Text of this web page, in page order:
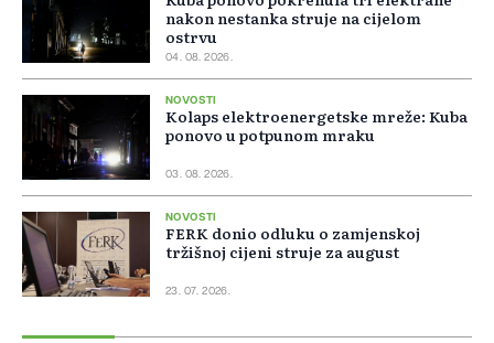
nakon nestanka struje na cijelom
ostrvu
04. 08. 2026.
NOVOSTI
Kolaps elektroenergetske mreže: Kuba
ponovo u potpunom mraku
03. 08. 2026.
NOVOSTI
FERK donio odluku o zamjenskoj
tržišnoj cijeni struje za august
23. 07. 2026.